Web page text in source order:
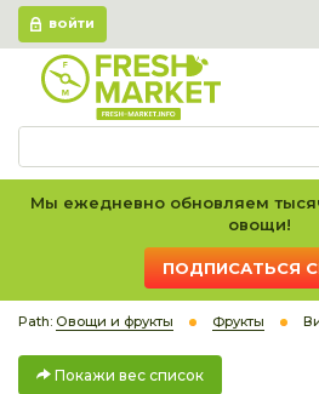
ВОЙТИ
Мы ежедневно обновляем
овощи!
ПОДПИСАТЬСЯ
Path: Овощи и фрукты Фрукты
Покажи вес список